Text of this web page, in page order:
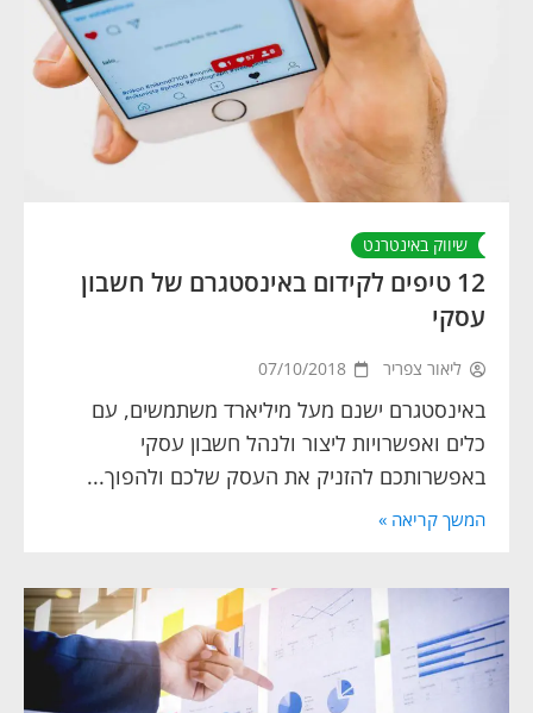
שיווק באינטרנט
12 טיפים לקידום באינסטגרם של חשבון
עסקי
ליאור צפריר 07/10/2018
באינסטגרם ישנם מעל מיליארד משתמשים, עם
כלים ואפשרויות ליצור ולנהל חשבון עסקי
באפשרותכם להזניק את העסק שלכם ולהפוך...
המשך קריאה »